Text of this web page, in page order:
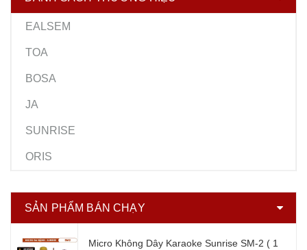
EALSEM
TOA
BOSA
JA
SUNRISE
ORIS
SẢN PHẨM BÁN CHẠY
Micro Không Dây Karaoke Sunrise SM-2 ( 1